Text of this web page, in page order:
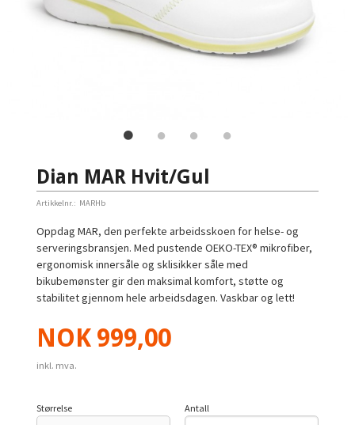
Dian MAR Hvit/Gul
Artikkelnr.: MARHb
Oppdag MAR, den perfekte arbeidsskoen for helse- og
serveringsbransjen. Med pustende OEKO-TEX® mikrofiber,
ergonomisk innersåle og sklisikker såle med
bikubemønster gir den maksimal komfort, støtte og
stabilitet gjennom hele arbeidsdagen. Vaskbar og lett!
Pris
NOK 999,00
inkl. mva.
Størrelse Antall